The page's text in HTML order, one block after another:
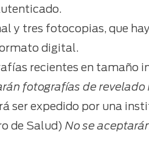
y tres fotocopias, que
digital.
recientes en tamaño
fotografías de revelado
ser expedido por una
de Salud)No se